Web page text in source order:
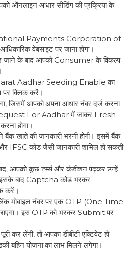
ऑनलाइन आधार सीडिंग की प्रक्रिया के
Payments Corporation of
वेबसाइट पर जाना होगा।
जाने के बाद आपको Consumer के विकल्प
Aadhar Seeding Enable का
पर क्लिक करें।
जिसमें आपको अपना आधार नंबर दर्ज करना
For Aadhar में जाकर Fresh
होगा।
खाते की जानकारी भरनी होगी। इसमें बैंक
IFSC कोड जैसी जानकारी शामिल हो सकती
आपको कुछ टर्म्स और कंडीशन पढ़कर उन्हें
इसके बाद Captcha कोड भरकर
करें।
मोबाइल नंबर पर एक OTP (One Time
इस OTP को भरकर Submit पर
कर लेंगी, तो आपका डीबीटी एक्टिवेट हो
बहिन योजना का लाभ मिलने लगेगा।